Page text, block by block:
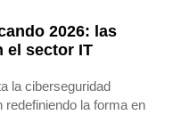
2026: las
el sector IT
la ciberseguridad
la forma en